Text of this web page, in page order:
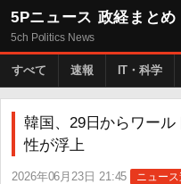
5Pニュース 政経まとめ
5ch Politics News
すべて 速報 IT・科学
韓国、29日からワー
性が浮上
2026年06月23日 21:45 ニュー